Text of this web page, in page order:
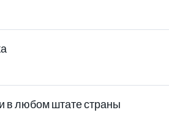
в любом штате страны